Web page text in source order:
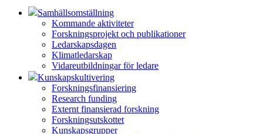
Samhällsomställning
Kommande aktiviteter
Forskningsprojekt och publikationer
Ledarskapsdagen
Klimatledarskap
Vidareutbildningar för ledare
Kunskapskultivering
Forskningsfinansiering
Research funding
Externt finansierad forskning
Forskningsutskottet
Kunskapsgrupper